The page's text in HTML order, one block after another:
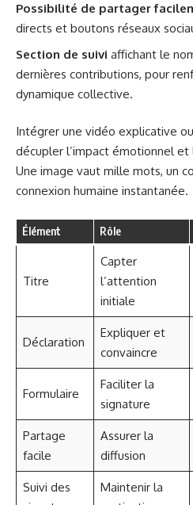
Possibilité de partager
directs et boutons réseaux
Section de suivi affichant le
dernières contributions, pour
dynamique collective.
Intégrer une vidéo explicative
décupler l’impact émotionnel et
Une image vaut mille mots, un
connexion humaine instantanée.
Élément Rôle
Titre
Capter
l’attention
initiale
Déclaration
Expliquer et
convaincre
Formulaire
Faciliter la
signature
Partage
facile
Assurer la
diffusion
Suivi des
Maintenir la